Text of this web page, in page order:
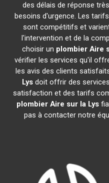
des délais de réponse
besoins d'urgence. Les
sont compétitifs et
l'intervention et de la
choisir un plombier Aire
vérifier les services qu'il
les avis des clients
Lys doit offrir des
satisfaction et des tarifs
plombier Aire sur la Lys
pas à contacter notre